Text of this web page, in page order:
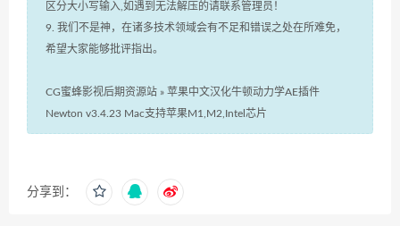
区分大小写输入,如遇到无法解压的请联系管理员！
9. 我们不是神，在诸多技术领域会有不足和错误之处在所难免，
希望大家能够批评指出。
CG蜜蜂影视后期资源站 » 苹果中文汉化牛顿动力学AE插件
Newton v3.4.23 Mac支持苹果M1,M2,Intel芯片
分享到：